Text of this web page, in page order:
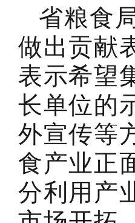
省粮食
做出贡献
表示希望
长单位的
外宣传等
食产业正
分利用产